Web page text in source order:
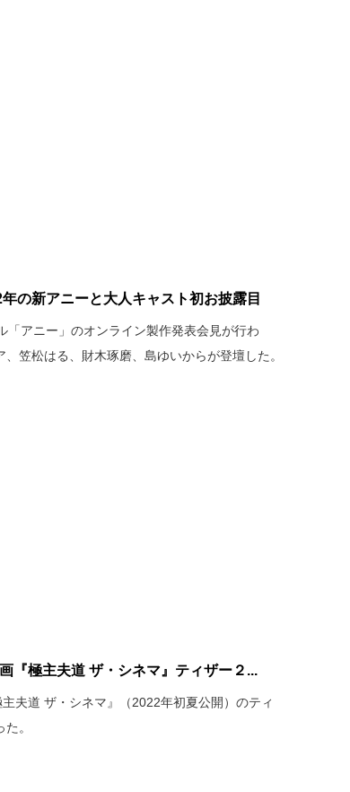
の新アニーと大人キャスト初お披露目
アニー」のオンライン製作発表会見が行わ
笠松はる、財木琢磨、島ゆいからが登壇した。
『極主夫道 ザ・シネマ』ティザー２...
夫道 ザ・シネマ』（2022年初夏公開）のティ
。